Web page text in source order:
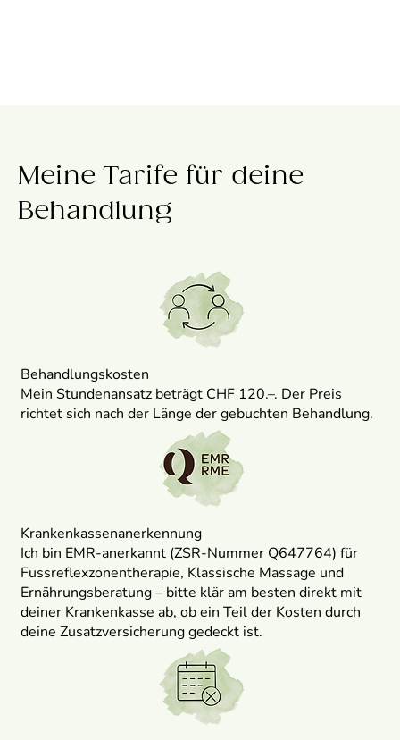
Meine Tarife für deine
Behandlung
Behandlungskosten
Mein Stundenansatz beträgt CHF 120.–. Der Preis
richtet sich nach der Länge der gebuchten Behandlung.
Krankenkassenanerkennung
Ich bin EMR-anerkannt (ZSR-Nummer Q647764) für
Fussreflexzonentherapie, Klassische Massage und
Ernährungsberatung – bitte klär am besten direkt mit
deiner Krankenkasse ab, ob ein Teil der Kosten durch
deine Zusatzversicherung gedeckt ist.